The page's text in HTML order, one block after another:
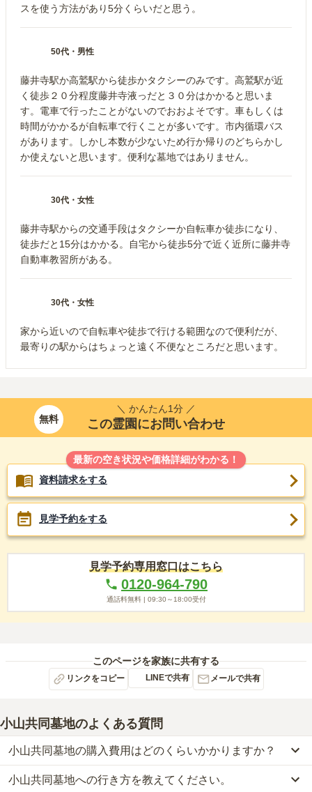
スを使う方法があり5分くらいだと思う。
50代 ・ 男性
藤井寺駅か高鷲駅から徒歩かタクシーのみです。高鷲駅が近
く徒歩２０分程度藤井寺液っだと３０分はかかると思いま
す。電車で行ったことがないのでおおよそです。車もしくは
時間がかかるが自転車で行くことが多いです。市内循環バス
があります。しかし本数が少ないため行か帰りのどちらかし
か使えないと思います。便利な墓地ではありません。
30代 ・ 女性
藤井寺駅からの交通手段はタクシーか自転車か徒歩になり、
徒歩だと15分はかかる。自宅から徒歩5分で近く近所に藤井寺
自動車教習所がある。
30代 ・ 女性
家から近いので自転車や徒歩で行ける範囲なので便利だが、
最寄りの駅からはちょっと遠く不便なところだと思います。
無料
＼ かんたん1分 ／
この霊園にお問い合わせ
最新の空き状況や価格詳細がわかる！
資料請求をする
見学予約をする
見学予約専用窓口はこちら
0120-964-790
通話料無料 | 09:30～18:00受付
このページを家族に共有する
リンクをコピー LINEで共有 メールで共有
小山共同墓地のよくある質問
小山共同墓地の購入費用はどのくらいかかりますか？
小山共同墓地の現在の販売価格については現在調査中です。
小山共同墓地への行き方を教えてください。